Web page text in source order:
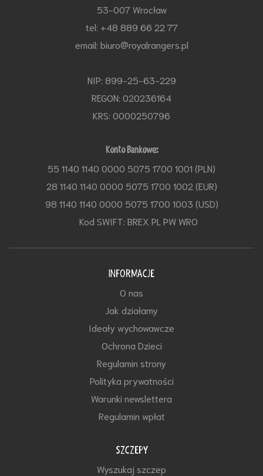
53-007 Wrocław
tel: +48 889 66 22 77
email: biuro@royalrangers.pl
NIP: 899-25-63-229
REGON: 020236164
KRS: 0000250796
Konto Bankowe:
55 1140 1140 0000 5075 1700 1001 (PLN)
28 1140 1140 0000 5075 1700 1002 (EUR)
98 1140 1140 0000 5075 1700 1003 (USD)
Kod SWIFT: BREX PL PW WRO
INFORMACJE
O nas
Jak działamy
Ideały wychowawcze
Ochrona Dzieci
Regulamin strony
Polityka prywatności
Warunki newslettera
Regulamin wpłat
SZCZEPY
Wyszukaj szczep